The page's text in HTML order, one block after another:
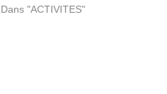
Dans "ACTIVITES"